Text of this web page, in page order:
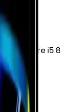
GHz Core i5 8